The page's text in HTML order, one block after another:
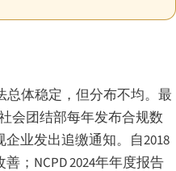
总体稳定，但分布不均。最
会团结部每年发布合规数
业发出追缴通知。自2018
；NCPD 2024年年度报告